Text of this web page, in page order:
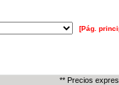
[Pág.
** Precios